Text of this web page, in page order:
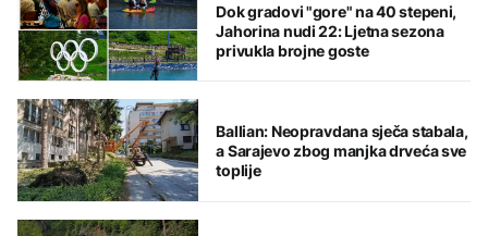
Dok gradovi "gore" na 40 stepeni,
Jahorina nudi 22: Ljetna sezona
privukla brojne goste
Ballian: Neopravdana sječa stabala,
a Sarajevo zbog manjka drveća sve
toplije